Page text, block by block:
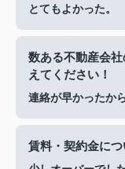
とてもよかった。
数ある不動産会
えてください！
連絡が早かったか
賃料・契約金に